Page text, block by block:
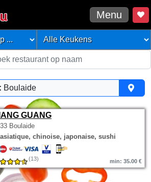
Menu
Boulaide
GUANG
Boulaide
asiatique, chinoise, japonaise, sushi
(13) min: 35.00 €